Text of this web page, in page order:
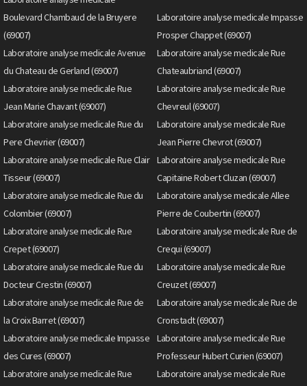
Boulevard Chambaud de la Bruyere
(69007)
Laboratoire analyse medicale Impasse
Prosper Chappet (69007)
Laboratoire analyse medicale Avenue
du Chateau de Gerland (69007)
Laboratoire analyse medicale Rue
Chateaubriand (69007)
Laboratoire analyse medicale Rue
Jean Marie Chavant (69007)
Laboratoire analyse medicale Rue
Chevreul (69007)
Laboratoire analyse medicale Rue du
Pere Chevrier (69007)
Laboratoire analyse medicale Rue
Jean Pierre Chevrot (69007)
Laboratoire analyse medicale Rue Clair
Tisseur (69007)
Laboratoire analyse medicale Rue
Capitaine Robert Cluzan (69007)
Laboratoire analyse medicale Rue du
Colombier (69007)
Laboratoire analyse medicale Allee
Pierre de Coubertin (69007)
Laboratoire analyse medicale Rue
Crepet (69007)
Laboratoire analyse medicale Rue de
Crequi (69007)
Laboratoire analyse medicale Rue du
Docteur Crestin (69007)
Laboratoire analyse medicale Rue
Creuzet (69007)
Laboratoire analyse medicale Rue de
la Croix Barret (69007)
Laboratoire analyse medicale Rue de
Cronstadt (69007)
Laboratoire analyse medicale Impasse
des Cures (69007)
Laboratoire analyse medicale Rue
Professeur Hubert Curien (69007)
Laboratoire analyse medicale Rue
Laboratoire analyse medicale Rue